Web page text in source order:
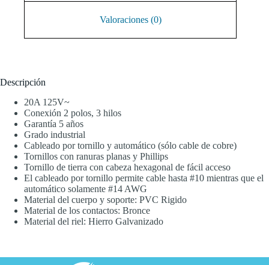
Valoraciones (0)
Descripción
20A 125V~
Conexión 2 polos, 3 hilos
Garantía 5 años
Grado industrial
Cableado por tornillo y automático (sólo cable de cobre)
Tornillos con ranuras planas y Phillips
Tornillo de tierra con cabeza hexagonal de fácil acceso
El cableado por tornillo permite cable hasta #10 mientras que el
automático solamente #14 AWG
Material del cuerpo y soporte: PVC Rigido
Material de los contactos: Bronce
Material del riel: Hierro Galvanizado